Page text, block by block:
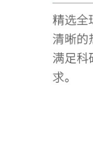
MagicTherma
REdge功能